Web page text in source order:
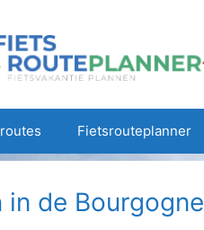
Fietsrouteplanner
in de Bourgogne